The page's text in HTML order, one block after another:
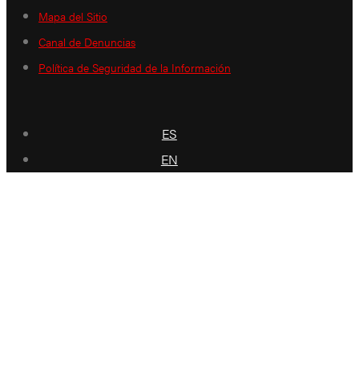
Mapa del Sitio
Canal de Denuncias
Política de Seguridad de la Información
ES
EN